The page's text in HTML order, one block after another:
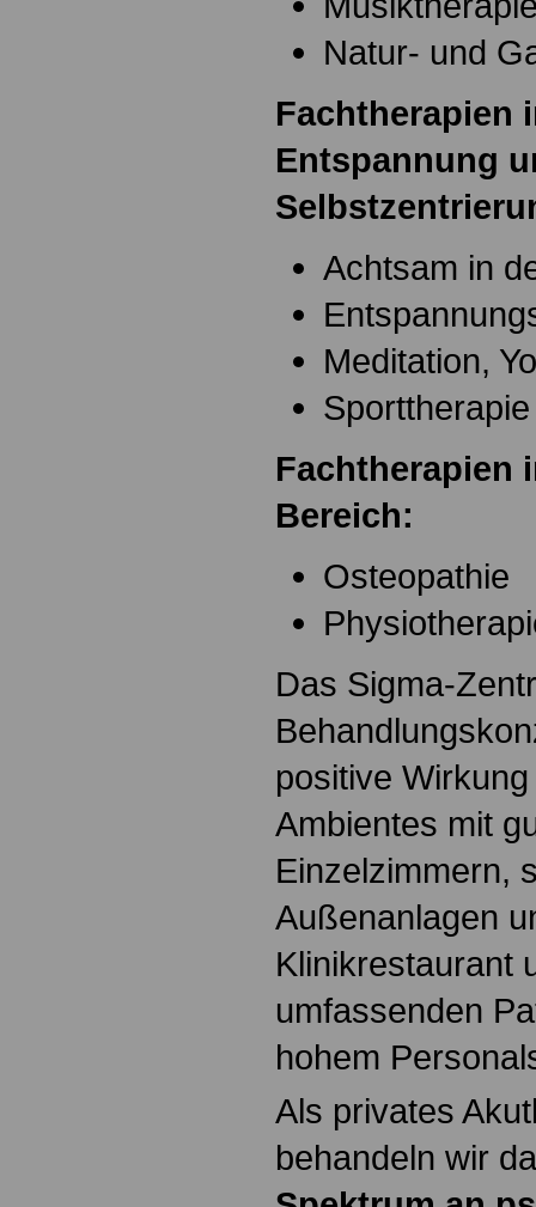
Natur- und
Fachtherapien
Entspannung
Achtsam in
Meditation,
Sporttherapie
Fachtherapien
Bereich:
Osteopathie
Das Sigma-
positive
Ambientes mit
Einzelzimmern,
Außenanlagen
Klinikrestaurant
umfassenden
hohem
Als privates
behandeln wir